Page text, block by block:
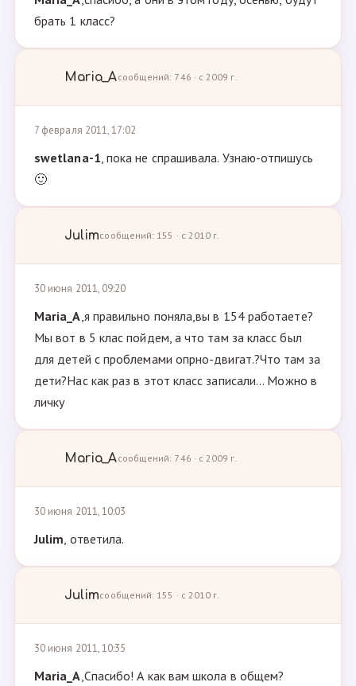
брать 1 класс?
Maria_Aсообщений: 746 · с 2009 г.
7 февраля 2011, 17:02
swetlana-1, пока не спрашивала. Узнаю-отпишусь
🙂
Julimсообщений: 155 · с 2010 г.
30 июня 2011, 09:20
Maria_A,я правильно поняла,вы в 154 работаете?
Мы вот в 5 клас пойдем, а что там за класс был
для детей с проблемами опрно-двигат.?Что там за
дети?Нас как раз в этот класс записали... Можно в
личку
Maria_Aсообщений: 746 · с 2009 г.
30 июня 2011, 10:03
Julim, ответила.
Julimсообщений: 155 · с 2010 г.
30 июня 2011, 10:35
Maria_A,Спасибо! А как вам школа в общем?